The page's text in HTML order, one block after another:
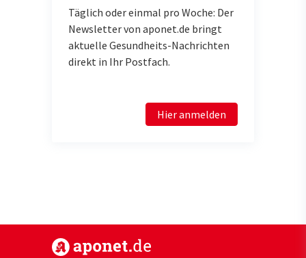
Täglich oder einmal pro Woche: Der
Newsletter von aponet.de bringt
aktuelle Gesundheits-Nachrichten
direkt in Ihr Postfach.
Hier anmelden